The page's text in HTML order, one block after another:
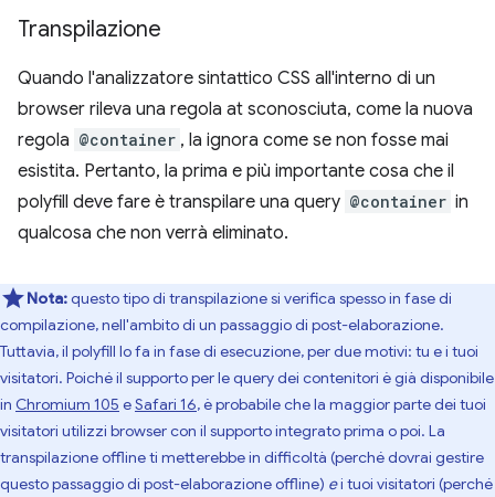
Transpilazione
Quando l'analizzatore sintattico CSS all'interno di un
browser rileva una regola at sconosciuta, come la nuova
regola @container , la ignora come se non fosse mai
esistita. Pertanto, la prima e più importante cosa che il
polyfill deve fare è transpilare una query @container in
qualcosa che non verrà eliminato.
Nota:questo tipo di transpilazione si verifica spesso in fase di
compilazione, nell'ambito di un passaggio di post-elaborazione.
Tuttavia, il polyfill lo fa in fase di esecuzione, per due motivi: tu e i tuoi
visitatori. Poiché il supporto per le query dei contenitori è già disponibile
in Chromium 105 eSafari 16, è probabile che la maggior parte dei tuoi
visitatori utilizzi browser con il supporto integrato prima o poi. La
transpilazione offline ti metterebbe in difficoltà (perché dovrai gestire
questo passaggio di post-elaborazione offline) ei tuoi visitatori (perché